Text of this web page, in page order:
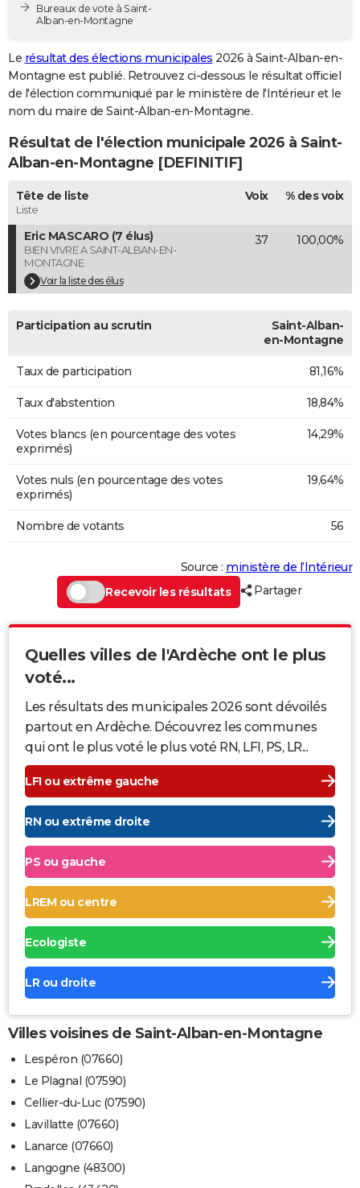
Destinations
City break
Voyage nature
Voyage de noces
Forum
PHOTO
GUIDES D'ACHAT
BONS PLANS
CARTE DE VOEUX
Carte de Noël
Carte Bonne année
Carte Saint-Valentin
Carte Pâques
Carte d'anniversaire
DICTIONNAIRE
COPAINS D'AVANT
S'inscrire
Se connecter
Lycées
Collèges
Primaires
Universités
Entreprises
Service militaire
Avis de recherche
AVIS DE DÉCÈS
FORUM
Bureaux de vote à Saint-
Alban-en-Montagne
Le résultat des élections municipales 2026 à Saint-Alban-en-
Montagne est publié. Retrouvez ci-dessous le résultat officiel
de l'élection communiqué par le ministère de l'Intérieur et le
nom du maire de Saint-Alban-en-Montagne.
Résultat de l'élection municipale 2026 à Saint-
Alban-en-Montagne [DEFINITIF]
Tête de liste
Liste
Voix % des voix
Eric MASCARO (7 élus)
BIEN VIVRE A SAINT-ALBAN-EN-
MONTAGNE
Voir la liste des élus
37 100,00%
Participation au scrutin
Saint-Alban-
en-Montagne
Taux de participation 81,16%
Taux d'abstention 18,84%
Votes blancs (en pourcentage des votes
exprimés)
14,29%
Votes nuls (en pourcentage des votes
exprimés)
19,64%
Nombre de votants 56
Source : ministère de l’Intérieur
Recevoir les résultats
Partager
Quelles villes de l'Ardèche ont le plus
voté...
Les résultats des municipales 2026 sont dévoilés
partout en Ardèche. Découvrez les communes
qui ont le plus voté le plus voté RN, LFI, PS, LR...
LFI ou extrême gauche
RN ou extrême droite
PS ou gauche
LREM ou centre
Ecologiste
LR ou droite
Villes voisines de Saint-Alban-en-Montagne
Lespéron (07660)
Le Plagnal (07590)
Cellier-du-Luc (07590)
Lavillatte (07660)
Lanarce (07660)
Langogne (48300)